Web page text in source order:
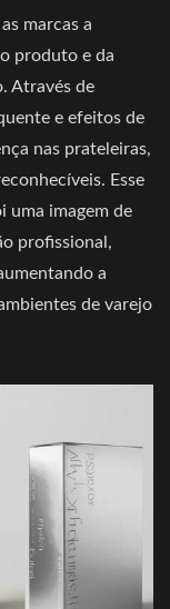
marcas a
produto e da
Através de
e efeitos de
nas prateleiras,
Esse
uma imagem de
profissional,
a
de varejo